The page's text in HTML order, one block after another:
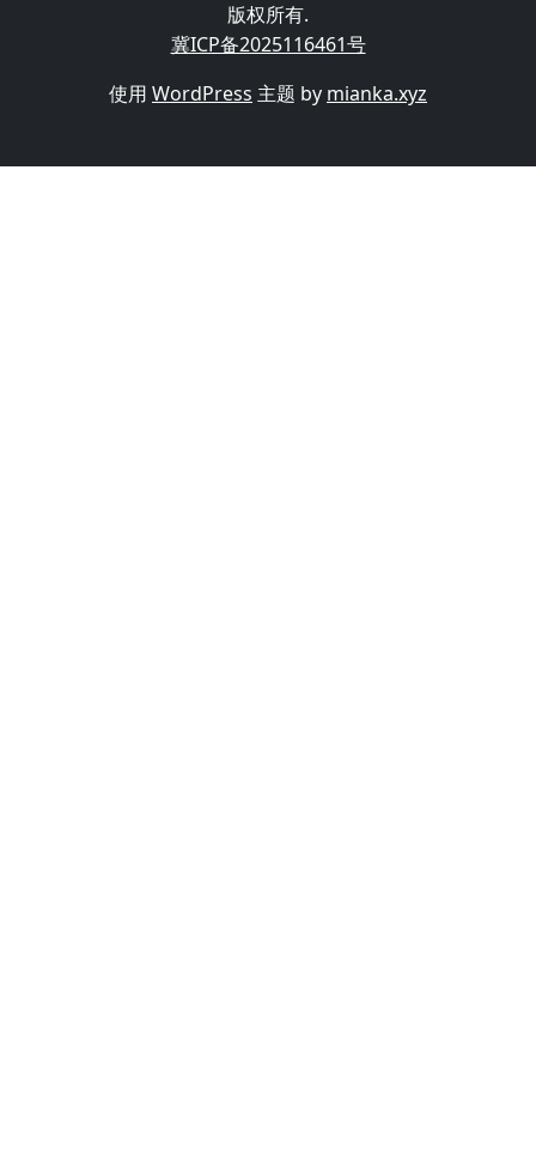
版权所有.
冀ICP备2025116461号
使用 WordPress 主题 by mianka.xyz